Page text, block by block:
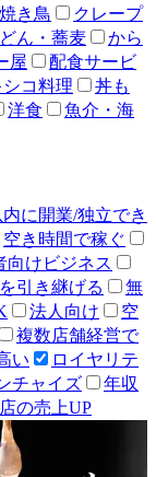
焼き鳥
クレープ
ん・蕎麦
から
屋
配食サービ
シコ料理
丼も
洋食
魚介・海
に開業/独立でき
空き時間で稼ぐ
向けビジネス
引き継げる
無
法人向け
空
複数店舗経営で
い
ロイヤリテ
チャイズ
年収
の売上UP